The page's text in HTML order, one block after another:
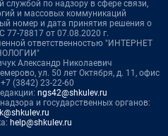
службой по надзору в сфере связи,
и массовых коммуникаций
номер и дата принятия решения о
77-78817 от 07.08.2020 г.
ответственностью "ИНТЕРНЕТ
Александр Николаевич
ул. 50 лет Октября, д. 11, офис
(3842) 23-22-60
ngs42@shkulev.ru
и государственных органов:
help@shkulev.ru